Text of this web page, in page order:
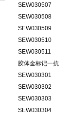
SEW030507
SEW030508
SEW030509
SEW030510
SEW030511
胶体金标记一抗
SEW030301
SEW030302
SEW030303
SEW030304